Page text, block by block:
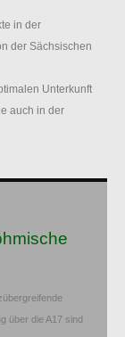
in der
der Sächsischen
Unterkunft
auch in der
über die A17 sind